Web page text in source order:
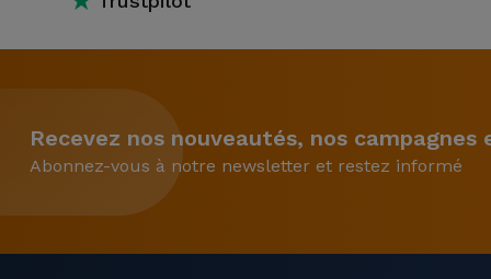
Recevez nos nouveautés, nos
Abonnez-vous à notre newsletter et restez informé